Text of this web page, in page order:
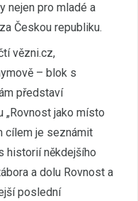
nejen pro mladé a
Českou republiku.
vězni.cz,
– blok s
představí
„Rovnost jako místo
cílem je seznámit
historií někdejšího
a dolu Rovnost a
poslední